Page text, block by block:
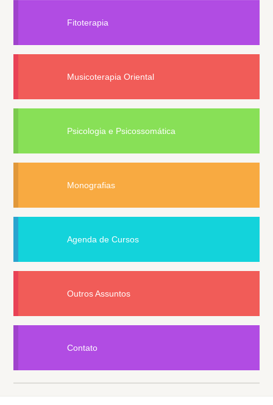
Fitoterapia
Musicoterapia Oriental
Psicologia e Psicossomática
Monografias
Agenda de Cursos
Outros Assuntos
Contato